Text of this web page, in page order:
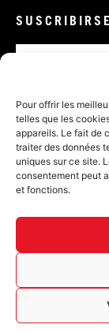
Pour offrir les
telles que les
appareils. Le fait de
traiter des données
uniques sur ce site.
consentement peut
et fonctions.
Correo